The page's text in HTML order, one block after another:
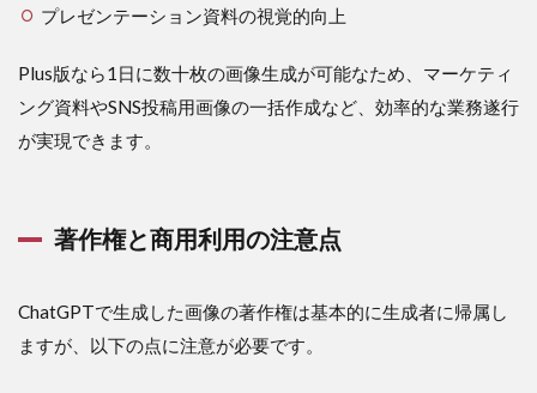
プレゼンテーション資料の視覚的向上
Plus版なら1日に数十枚の画像生成が可能なため、マーケティ
ング資料やSNS投稿用画像の一括作成など、効率的な業務遂行
が実現できます。
著作権と商用利用の注意点
ChatGPTで生成した画像の著作権は基本的に生成者に帰属し
ますが、以下の点に注意が必要です。